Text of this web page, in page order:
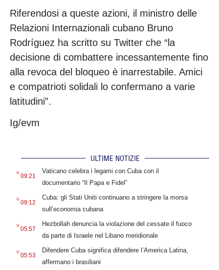
Riferendosi a queste azioni, il ministro delle
Relazioni Internazionali cubano Bruno
Rodríguez ha scritto su Twitter che “la
decisione di combattere incessantemente fino
alla revoca del bloqueo è inarrestabile. Amici
e compatrioti solidali lo confermano a varie
latitudini”.
Ig/evm
ULTIME NOTIZIE
.09:21
Vaticano celebra i legami con Cuba con il
documentario “Il Papa e Fidel”
.09:12
Cuba: gli Stati Uniti continuano a stringere la morsa
sull’economia cubana
.05:57
Hezbollah denuncia la violazione del cessate il fuoco
da parte di Israele nel Libano meridionale
.05:53
Difendere Cuba significa difendere l’America Latina,
affermano i brasiliani